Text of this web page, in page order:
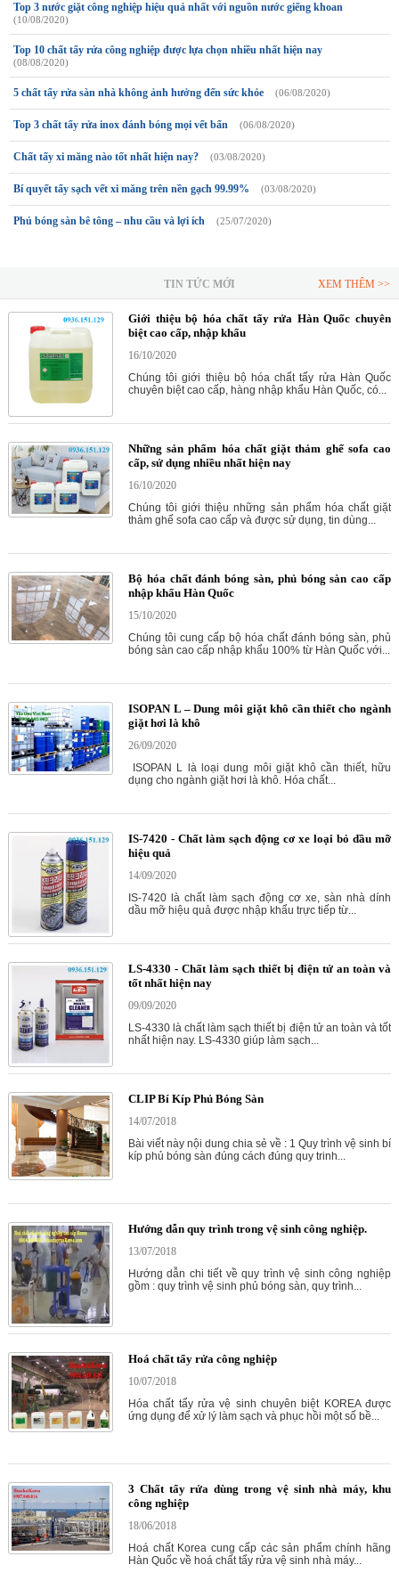
Top 3 nước giặt công nghiệp hiệu quả nhất với nguồn nước giếng khoan
(10/08/2020)
Top 10 chất tẩy rửa công nghiệp được lựa chọn nhiều nhất hiện nay
(08/08/2020)
5 chất tẩy rửa sàn nhà không ảnh hưởng đến sức khỏe (06/08/2020)
Top 3 chất tẩy rửa inox đánh bóng mọi vết bẩn (06/08/2020)
Chất tấy xi măng nào tốt nhất hiện nay? (03/08/2020)
Bí quyết tẩy sạch vết xi măng trên nền gạch 99.99% (03/08/2020)
Phủ bóng sàn bê tông – nhu cầu và lợi ích (25/07/2020)
TIN TỨC MỚI XEM THÊM >>
Giới thiệu bộ hóa chất tẩy rửa Hàn Quốc chuyên
biệt cao cấp, nhập khẩu
16/10/2020
Chúng tôi giới thiệu bộ hóa chất tẩy rửa Hàn Quốc
chuyên biệt cao cấp, hàng nhập khẩu Hàn Quốc, có...
Những sản phẩm hóa chất giặt thảm ghế sofa cao
cấp, sử dụng nhiều nhất hiện nay
16/10/2020
Chúng tôi giới thiệu những sản phẩm hóa chất giặt
thảm ghế sofa cao cấp và được sử dụng, tin dùng...
Bộ hóa chất đánh bóng sàn, phủ bóng sàn cao cấp
nhập khẩu Hàn Quốc
15/10/2020
Chúng tôi cung cấp bộ hóa chất đánh bóng sàn, phủ
bóng sàn cao cấp nhập khẩu 100% từ Hàn Quốc với...
ISOPAN L – Dung môi giặt khô cần thiết cho ngành
giặt hơi là khô
26/09/2020
ISOPAN L là loại dung môi giặt khô cần thiết, hữu
dụng cho ngành giặt hơi là khô. Hóa chất...
IS-7420 - Chất làm sạch động cơ xe loại bỏ dầu mỡ
hiệu quả
14/09/2020
IS-7420 là chất làm sạch động cơ xe, sàn nhà dính
dầu mỡ hiệu quả được nhập khẩu trực tiếp từ...
LS-4330 - Chất làm sạch thiết bị điện tử an toàn và
tốt nhất hiện nay
09/09/2020
LS-4330 là chất làm sạch thiết bị điện tử an toàn và tốt
nhất hiện nay. LS-4330 giúp làm sạch...
CLIP Bí Kíp Phủ Bóng Sàn
14/07/2018
Bài viết này nội dung chia sẻ về : 1 Quy trình vệ sinh bí
kíp phủ bóng sàn đúng cách đúng quy trinh...
Hướng dẫn quy trình trong vệ sinh công nghiệp.
13/07/2018
Hướng dẫn chi tiết về quy trình vệ sinh công nghiệp
gồm : quy trình vệ sinh phủ bóng sàn, quy trình...
Hoá chất tẩy rửa công nghiệp
10/07/2018
Hóa chất tẩy rửa vệ sinh chuyên biệt KOREA được
ứng dụng để xử lý làm sạch và phục hồi một số bề...
3 Chất tẩy rửa dùng trong vệ sinh nhà máy, khu
công nghiệp
18/06/2018
Hoá chất Korea cung cấp các sản phẩm chính hãng
Hàn Quốc về hoá chất tẩy rửa vệ sinh nhà máy...